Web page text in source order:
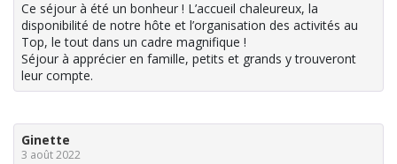
Ce séjour à été un bonheur ! L’accueil chaleureux, la
disponibilité de notre hôte et l’organisation des activités au
Top, le tout dans un cadre magnifique !
Séjour à apprécier en famille, petits et grands y trouveront
leur compte.
Ginette
3 août 2022